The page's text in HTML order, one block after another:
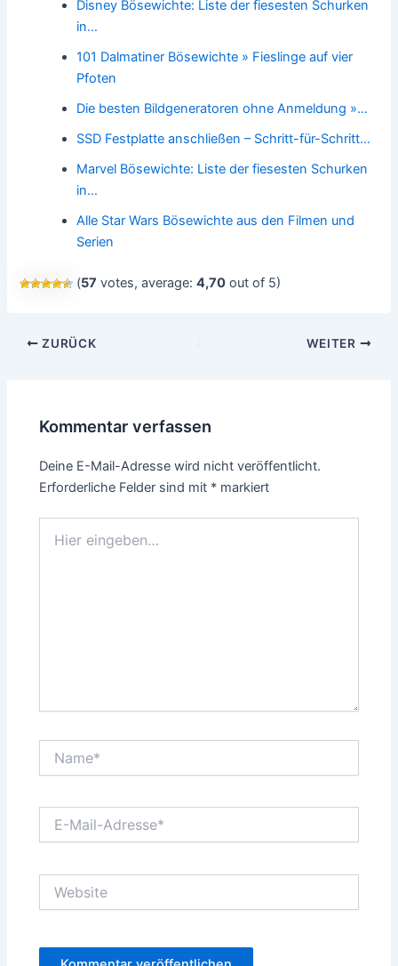
Disney Bösewichte: Liste der fiesesten Schurken
in…
101 Dalmatiner Bösewichte » Fieslinge auf vier
Pfoten
Die besten Bildgeneratoren ohne Anmeldung »…
SSD Festplatte anschließen – Schritt-für-Schritt…
Marvel Bösewichte: Liste der fiesesten Schurken
in…
Alle Star Wars Bösewichte aus den Filmen und
Serien
(57 votes, average:4,70 out of 5)
Beitragsnavigation
ZURÜCK WEITER
Kommentar verfassen
Deine E-Mail-Adresse wird nicht veröffentlicht.
Erforderliche Felder sind mit * markiert
eingeben…
Mail-